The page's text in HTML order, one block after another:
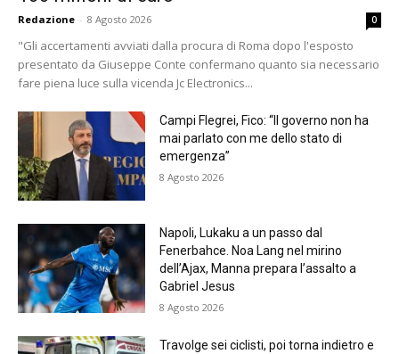
Redazione - 8 Agosto 2026 0
"Gli accertamenti avviati dalla procura di Roma dopo l'esposto
presentato da Giuseppe Conte confermano quanto sia necessario
fare piena luce sulla vicenda Jc Electronics...
Campi Flegrei, Fico: “Il governo non ha
mai parlato con me dello stato di
emergenza”
8 Agosto 2026
Napoli, Lukaku a un passo dal
Fenerbahce. Noa Lang nel mirino
dell’Ajax, Manna prepara l’assalto a
Gabriel Jesus
8 Agosto 2026
Travolge sei ciclisti, poi torna indietro e